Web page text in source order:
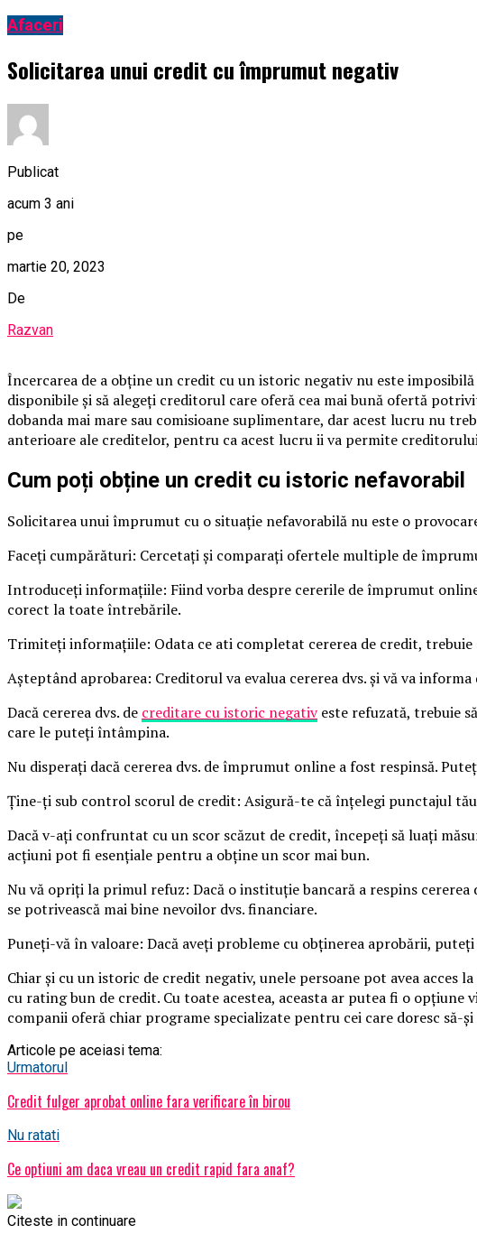
Afaceri
Solicitarea unui credit cu împrumut negativ
Publicat
acum 3 ani
pe
martie 20, 2023
De
Razvan
Încercarea de a obține un credit cu un istoric negativ nu este
disponibile și să alegeți creditorul care oferă cea mai bună ofertă
dobanda mai mare sau comisioane suplimentare, dar acest lucru nu
anterioare ale creditelor, pentru ca acest lucru ii va permite
Cum poți obține un credit cu istoric nefavorabil
Solicitarea unui împrumut cu o situație nefavorabilă nu este o
Faceți cumpărături: Cercetați și comparați ofertele multiple de
Introduceți informațiile: Fiind vorba despre cererile de împrumut
corect la toate întrebările.
Trimiteți informațiile: Odata ce ati completat cererea de credit,
Așteptând aprobarea: Creditorul va evalua cererea dvs. și vă va
Dacă cererea dvs. de creditare cu istoric negativeste refuzată, trebuie
care le puteți întâmpina.
Nu disperați dacă cererea dvs. de împrumut online a fost respinsă.
Ține-ţi sub control scorul de credit: Asigură-te că înţelegi punctajul
Dacă v-ați confruntat cu un scor scăzut de credit, începeți să luați
acțiuni pot fi esențiale pentru a obține un scor mai bun.
Nu vă opriți la primul refuz: Dacă o instituție bancară a respins
se potrivească mai bine nevoilor dvs. financiare.
Puneți-vă în valoare: Dacă aveți probleme cu obținerea aprobării,
Chiar și cu un istoric de credit negativ, unele persoane pot avea acces
cu rating bun de credit. Cu toate acestea, aceasta ar putea fi o
companii oferă chiar programe specializate pentru cei care doresc
Articole pe aceiasi tema:
Urmatorul
Credit fulger aprobat online fara verificare în birou
Nu ratati
Ce optiuni am daca vreau un credit rapid fara anaf?
Citeste in continuare